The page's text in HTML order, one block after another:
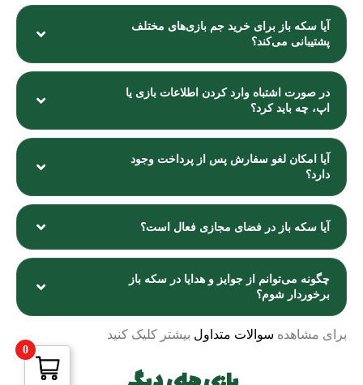
آیا سکه باز برای خرید جم بازی‌های مختلف
پشتیبانی می‌کند؟
در صورت اشتباه وارد کردن اطلاعات بازی یا
اپ، چه باید کرد؟
آیا امکان لغو سفارش پس از پرداخت وجود
دارد؟
آیا سکه باز در فضای مجازی فعال است؟
چگونه می‌توانم از جوایز و هدایا در سکه باز
برخوردار شوم؟
برای مشاهده سوالات متداول بیشتر کلیک کنید
0